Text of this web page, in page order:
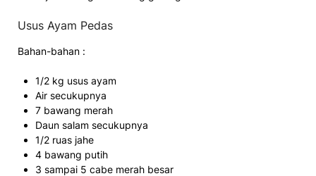
Usus Ayam Pedas
Bahan-bahan :
1/2 kg usus ayam
Air secukupnya
7 bawang merah
Daun salam secukupnya
1/2 ruas jahe
4 bawang putih
3 sampai 5 cabe merah besar